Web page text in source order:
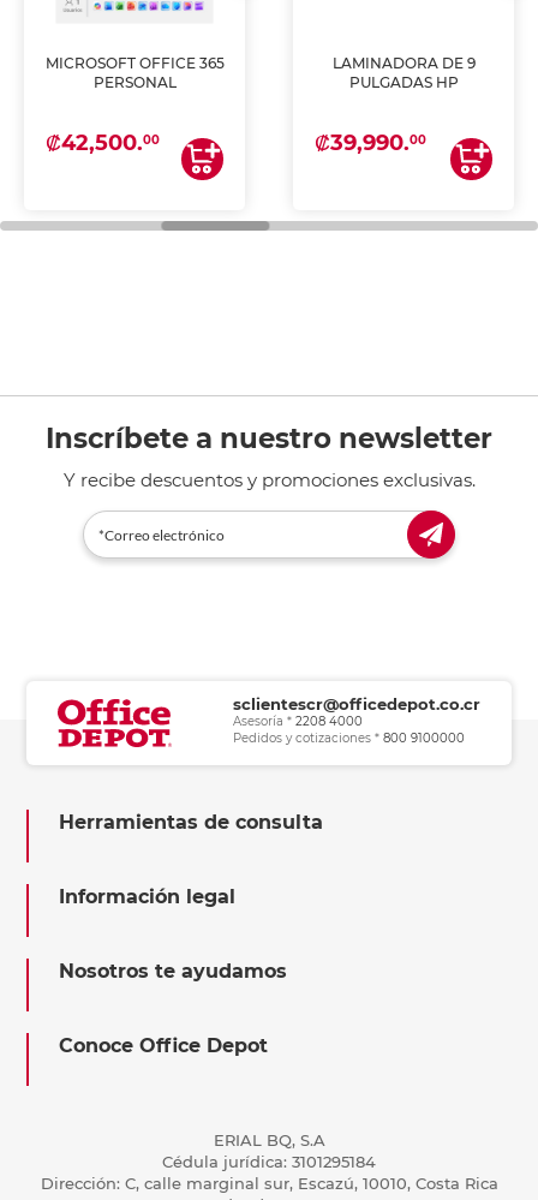
MICROSOFT OFFICE 365
PERSONAL
₡42,500.00
LAMINADORA DE 9
PULGADAS HP
₡39,990.00
Inscríbete a nuestro newsletter
Y recibe descuentos y promociones exclusivas.
sclientescr@officedepot.co.cr
Asesoría *2208 4000
Pedidos y cotizaciones *800 9100000
Herramientas de consulta
Información legal
Nosotros te ayudamos
Conoce Office Depot
ERIAL BQ, S.A
Cédula jurídica: 3101295184
Dirección: C, calle marginal sur, Escazú, 10010, Costa Rica